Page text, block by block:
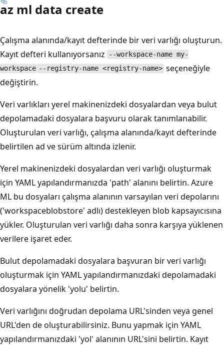
az ml data create
Çalışma alanında/kayıt defterinde bir veri varlığı oluşturun.
Kayıt defteri kullanıyorsanız
--workspace-name my-
workspace --registry-name <registry-name> seçeneğiyle
değiştirin.
Veri varlıkları yerel makinenizdeki dosyalardan veya bulut
depolamadaki dosyalara başvuru olarak tanımlanabilir.
Oluşturulan veri varlığı, çalışma alanında/kayıt defterinde
belirtilen ad ve sürüm altında izlenir.
Yerel makinenizdeki dosyalardan veri varlığı oluşturmak
için YAML yapılandırmanızda 'path' alanını belirtin. Azure
ML bu dosyaları çalışma alanının varsayılan veri depolarını
('workspaceblobstore' adlı) destekleyen blob kapsayıcısına
yükler. Oluşturulan veri varlığı daha sonra karşıya yüklenen
verilere işaret eder.
Bulut depolamadaki dosyalara başvuran bir veri varlığı
oluşturmak için YAML yapılandırmanızdaki depolamadaki
dosyalara yönelik 'yolu' belirtin.
Veri varlığını doğrudan depolama URL'sinden veya genel
URL'den de oluşturabilirsiniz. Bunu yapmak için YAML
yapılandırmanızdaki 'yol' alanının URL'sini belirtin. Kayıt